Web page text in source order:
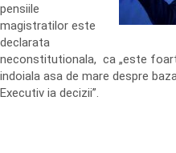
pensiile
magistratilor este
declarata
neconstitutionala, ca „este
indoiala asa de mare despre
Executiv ia decizii”.